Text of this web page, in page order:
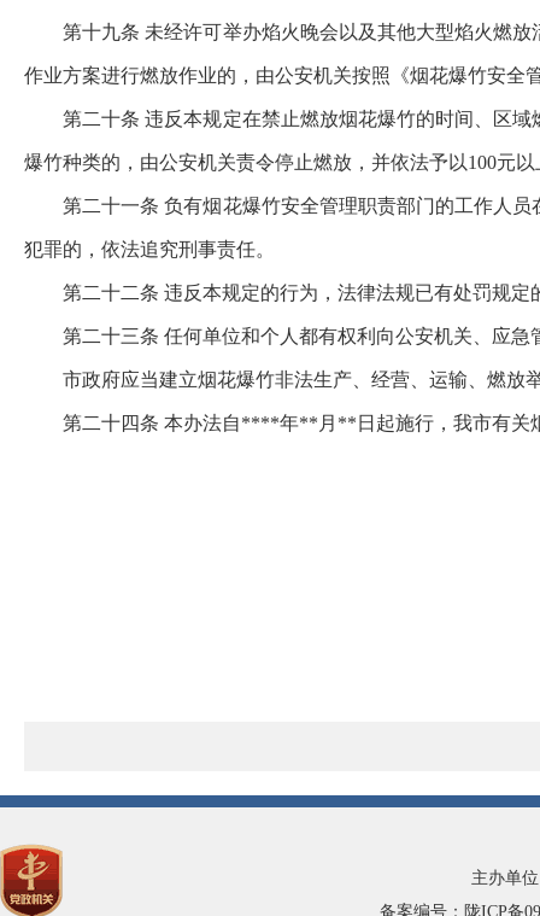
第十九条 未经许可举办焰火晚会以及其他大型焰火燃
作业方案进行燃放作业的，由公安机关按照《烟花爆竹安全
第二十条 违反本规定在禁止燃放烟花爆竹的时间、区
爆竹种类的，由公安机关责令停止燃放，并依法予以100元
第二十一条 负有烟花爆竹安全管理职责部门的工作人
犯罪的，依法追究刑事责任。
第二十二条 违反本规定的行为，法律法规已有处罚规
第二十三条 任何单位和个人都有权利向公安机关、应
市政府应当建立烟花爆竹非法生产、经营、运输、燃放
第二十四条 本办法自****年**月**日起施行，我市有关
主办单
备案编号：陇ICP备